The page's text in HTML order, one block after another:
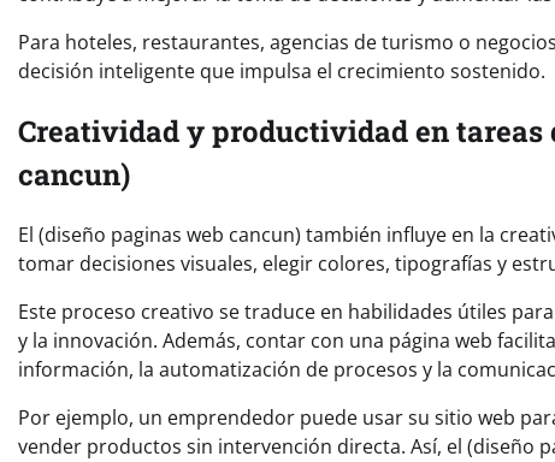
Para hoteles, restaurantes, agencias de turismo o
decisión inteligente que impulsa el crecimiento sostenido.
Creatividad y productividad en tareas
cancun)
El (diseño paginas web cancun) también influye en la
tomar decisiones visuales, elegir colores, tipografías y
Este proceso creativo se traduce en habilidades útiles
y la innovación. Además, contar con una página web
información, la automatización de procesos y la
Por ejemplo, un emprendedor puede usar su sitio web
vender productos sin intervención directa. Así, el (diseño